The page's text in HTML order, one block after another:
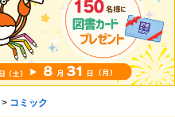
> コミック